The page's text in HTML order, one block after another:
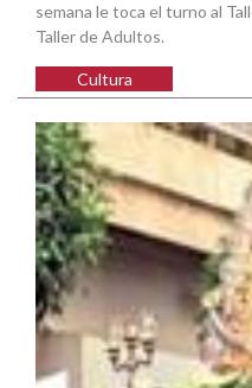
semana le toca el turno al
Taller de Adultos.
Cultura